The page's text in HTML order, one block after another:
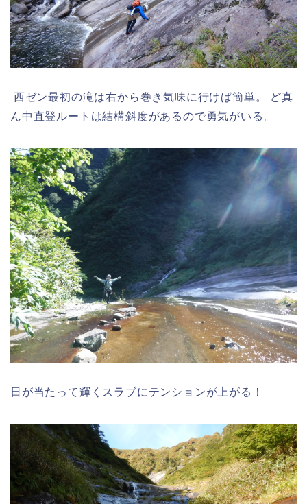
西ゼン最初の滝は右から巻き気味に行けば簡単。 ど真
ん中直登ルートは結構斜度があるので勇気がいる。
日が当たって輝くスラブにテンションが上がる！